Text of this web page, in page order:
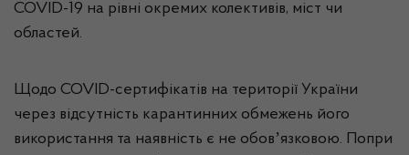
COVID-19 на рівні окремих колективів, міст чи
областей.
Щодо COVID-сертифікатів на території України
через відсутність карантинних обмежень його
використання та наявність є не обовʼязковою. Попри